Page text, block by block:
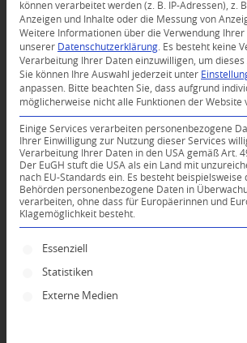
0
KOMMENTARE
Dein Kommentar
An Diskussion beteiligen?
Hinterlassen Sie uns Ihren Kommentar!
können verarbeitet werden (z. B. IP-Adressen), z.
Anzeigen und Inhalte oder die Messung von
Weitere Informationen über die Verwendung Ihrer
unserer Datenschutzerklärung
Es besteht keine
Verarbeitung Ihrer Daten einzuwilligen, um dieses
Sie können Ihre Auswahl jederzeit unter
anpassen.
Bitte beachten Sie, dass aufgrund
möglicherweise nicht alle Funktionen der Website
Einige Services verarbeiten personenbezogene
Ihrer Einwilligung zur Nutzung dieser Services
Verarbeitung Ihrer Daten in den USA gemäß Art.
Der EuGH stuft die USA als ein Land mit
nach EU-Standards ein. Es besteht beispielsweise
Behörden personenbezogene Daten in
verarbeiten, ohne dass für Europäerinnen und
Klagemöglichkeit besteht.
Es folgt eine Liste der Service-
Essenziell
Statistiken
Externe Medien